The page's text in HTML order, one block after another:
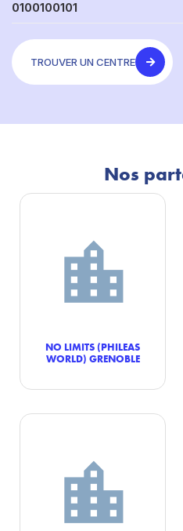
0100100101
TROUVER UN CENTRE
Nos
NO LIMITS (PHILEAS
WORLD) GRENOBLE